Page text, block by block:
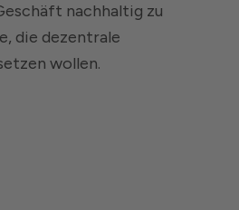
nachhaltig zu
die dezentrale
wollen.